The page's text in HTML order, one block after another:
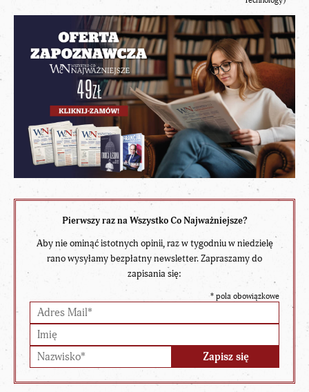
Pierwszy raz na Wszystko Co Najważniejsze?
Aby nie ominąć istotnych opinii, raz w tygodniu w niedzielę
rano wysyłamy bezpłatny newsletter. Zapraszamy do
zapisania się:
* pola obowiązkowe